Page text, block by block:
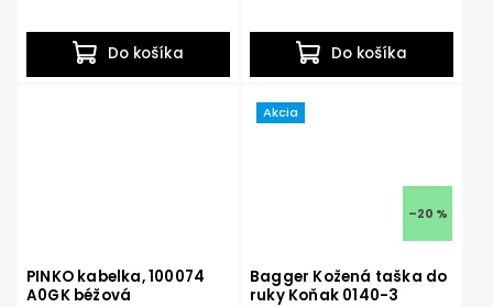
Do košíka Do košíka
PINKO kabelka, 100074
A0GK béžová
Akcia
–20 %
Bagger Kožená taška do
ruky Koňak 0140-3